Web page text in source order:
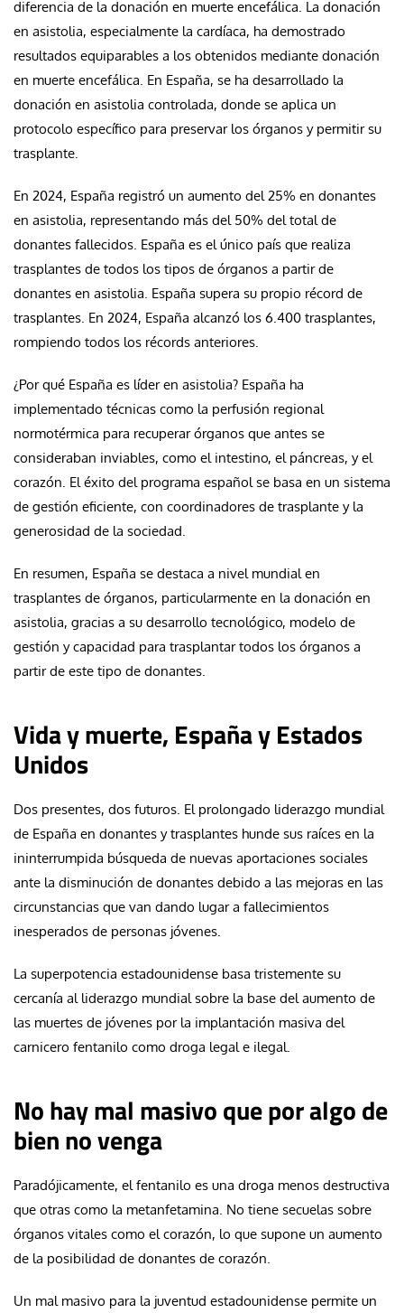
diferencia de la donación en muerte encefálica. La donación
en asistolia, especialmente la cardíaca, ha demostrado
resultados equiparables a los obtenidos mediante donación
en muerte encefálica. En España, se ha desarrollado la
donación en asistolia controlada, donde se aplica un
protocolo específico para preservar los órganos y permitir su
trasplante.
En 2024, España registró un aumento del 25% en donantes
en asistolia, representando más del 50% del total de
donantes fallecidos. España es el único país que realiza
trasplantes de todos los tipos de órganos a partir de
donantes en asistolia. España supera su propio récord de
trasplantes. En 2024, España alcanzó los 6.400 trasplantes,
rompiendo todos los récords anteriores.
¿Por qué España es líder en asistolia? España ha
implementado técnicas como la perfusión regional
normotérmica para recuperar órganos que antes se
consideraban inviables, como el intestino, el páncreas, y el
corazón. El éxito del programa español se basa en un sistema
de gestión eficiente, con coordinadores de trasplante y la
generosidad de la sociedad.
En resumen, España se destaca a nivel mundial en
trasplantes de órganos, particularmente en la donación en
asistolia, gracias a su desarrollo tecnológico, modelo de
gestión y capacidad para trasplantar todos los órganos a
partir de este tipo de donantes.
Vida y muerte, España y Estados
Unidos
Dos presentes, dos futuros. El prolongado liderazgo mundial
de España en donantes y trasplantes hunde sus raíces en la
ininterrumpida búsqueda de nuevas aportaciones sociales
ante la disminución de donantes debido a las mejoras en las
circunstancias que van dando lugar a fallecimientos
inesperados de personas jóvenes.
La superpotencia estadounidense basa tristemente su
cercanía al liderazgo mundial sobre la base del aumento de
las muertes de jóvenes por la implantación masiva del
carnicero fentanilo como droga legal e ilegal.
No hay mal masivo que por algo de
bien no venga
Paradójicamente, el fentanilo es una droga menos destructiva
que otras como la metanfetamina. No tiene secuelas sobre
órganos vitales como el corazón, lo que supone un aumento
de la posibilidad de donantes de corazón.
Un mal masivo para la juventud estadounidense permite un